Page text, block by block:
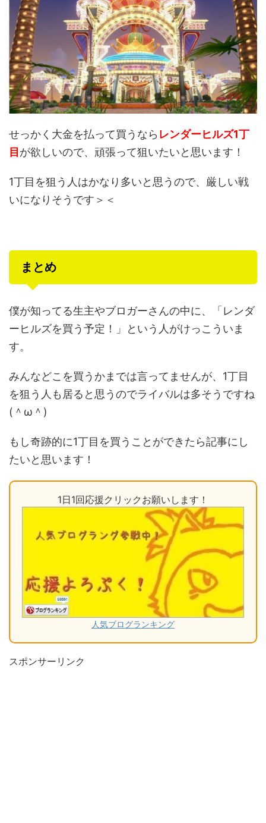
せっかく大金を払って買うなら レンダーヒルズ1丁
目が欲しいので、頑張って狙いたいと思います！
1丁目を狙う人はかなり多いと思うので、厳しい戦
いになりそうです＞＜
まとめ
僕が知ってる生主やブロガーさんの中に、「レンダ
ーヒルズを買う予定！」という人がけっこういま
す。
みんなどこを買うかまでは言ってませんが、1丁目
を狙う人も居ると思うのでライバルは多そうですね
(＾ω＾)
もし奇跡的に1丁目を買うことができたら記事にし
たいと思います！
1日1回応援クリックお願いします！
人気ブログランキング
スポンサーリンク